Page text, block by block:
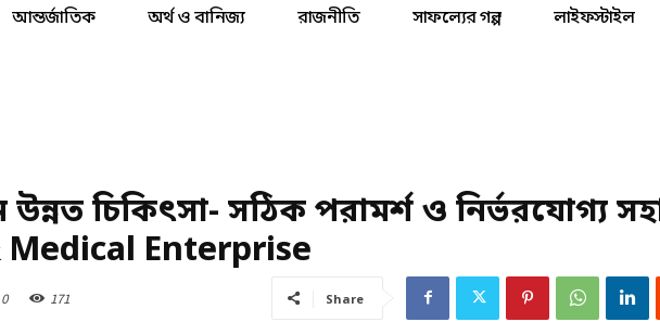
আন্তর্জাতিক অর্থ ও বানিজ্য রাজনীতি সাফল্যের গল্প লাইফস্টাইল
উন্নত চিকিৎসা- সঠিক পরামর্শ ও নির্ভরযোগ্য
Medical Enterprise
0 171 Share